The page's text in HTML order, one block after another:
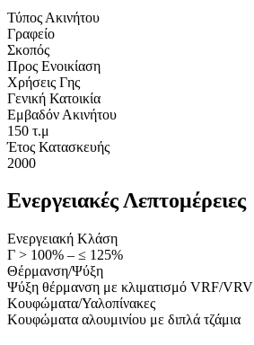
Τύπος Ακινήτου
Γραφείο
Σκοπός
Προς Ενοικίαση
Χρήσεις Γης
Γενική Κατοικία
Εμβαδόν Ακινήτου
150 τ.μ
Έτος Κατασκευής
2000
Ενεργειακές Λεπτομέρειες
Ενεργειακή Κλάση
Γ > 100% – ≤ 125%
Θέρμανση/Ψύξη
Ψύξη θέρμανση με κλιματισμό VRF/VRV
Κουφώματα/Υαλοπίνακες
Κουφώματα αλουμινίου με διπλά τζάμια